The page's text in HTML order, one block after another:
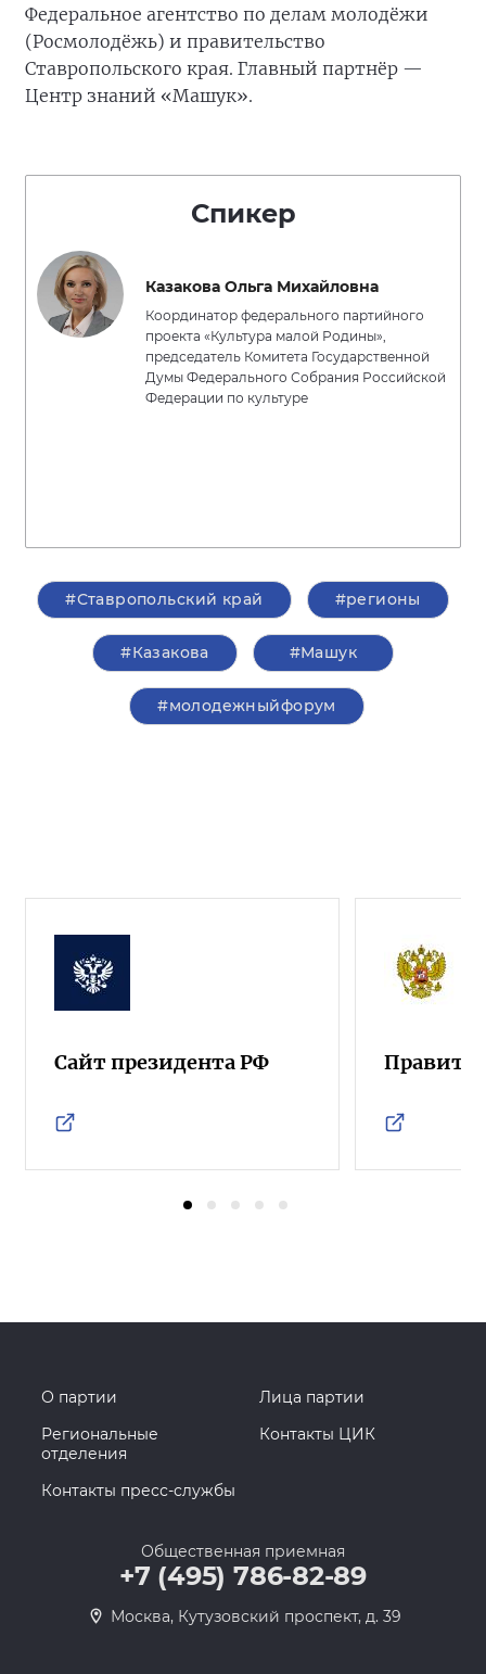
Федеральное агентство по делам молодёжи
(Росмолодёжь) и правительство
Ставропольского края. Главный партнёр —
Центр знаний «Машук».
Спикер
Казакова Ольга Михайловна
Координатор федерального партийного
проекта «Культура малой Родины»,
председатель Комитета Государственной
Думы Федерального Собрания Российской
Федерации по культуре
#Ставропольский край #регионы
#Казакова #Машук
#молодежныйфорум
Сайт президента РФ
О партии
Лица партии
Региональные
отделения
Контакты ЦИК
Контакты пресс-службы
Общественная приемная
+7 (495) 786-82-89
Москва, Кутузовский проспект, д. 39